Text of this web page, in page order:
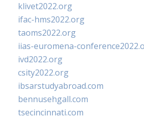
klivet2022.org
ifac-hms2022.org
taoms2022.org
iias-euromena-
ivd2022.org
csity2022.org
ibsarstudyabroad.com
bennusehgall.com
tsecincinnati.com